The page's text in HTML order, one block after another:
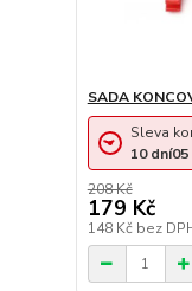
SADA
208 Kč
179 Kč
148 Kč bez
Sleva
10 dní05